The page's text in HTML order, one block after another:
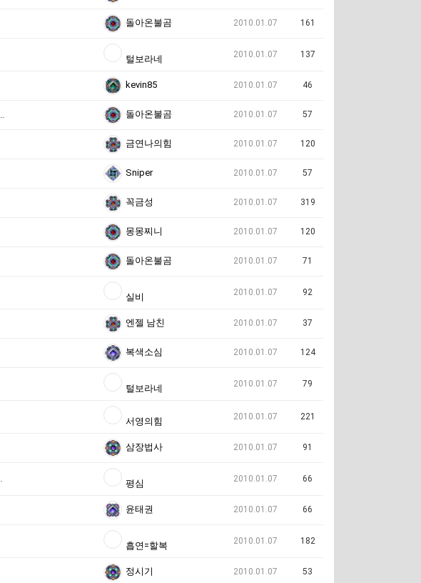
돌아온불곰 2010.01.07 161
털보라네 2010.01.07 137
kevin85 2010.01.07 46
돌아온불곰 2010.01.07 57
금연나의힘 2010.01.07 120
Sniper 2010.01.07 57
꼭금성 2010.01.07 319
몽몽찌니 2010.01.07 120
돌아온불곰 2010.01.07 71
실비 2010.01.07 92
엔젤 남친 2010.01.07 37
복색소심 2010.01.07 124
털보라네 2010.01.07 79
서영의힘 2010.01.07 221
삼장법사 2010.01.07 91
평심 2010.01.07 66
윤태권 2010.01.07 66
흡연=할복 2010.01.07 182
정시기 2010.01.07 53